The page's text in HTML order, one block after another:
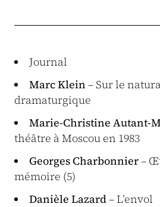
Journal
Marc Klein – Sur le
dramaturgique
Marie-Christine Autant-
théâtre à Moscou en 1983
Georges Charbonnier–
mémoire (5)
Danièle Lazard– L’envol